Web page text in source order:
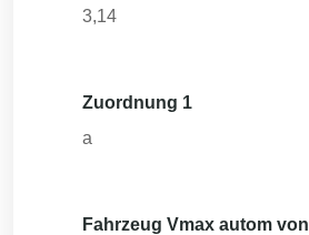
3,14
Zuordnung 1
a
Fahrzeug Vmax autom von